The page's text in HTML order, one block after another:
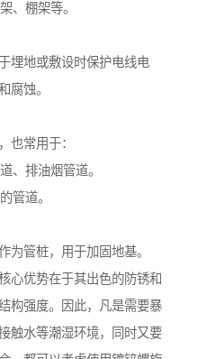
、棚架等。
埋地或敷设时保护电线电
腐蚀。
也常用于：
、排油烟管道。
管道。
为管桩，用于加固地基。
心优势在于其出色的防锈和
构强度。因此，凡是需要暴
触水等潮湿环境，同时又要